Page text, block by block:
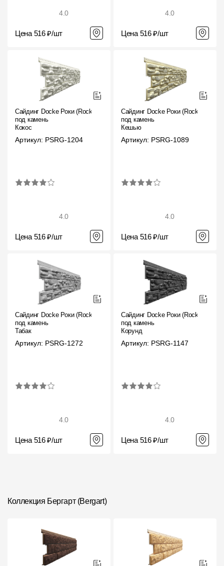
4.0
Цена 516 ₽/шт
4.0
Цена 516 ₽/шт
Сайдинг Docke Роки (Rocky)
под камень
Кокос
Артикул: PSRG-1204
4.0
Цена 516 ₽/шт
Сайдинг Docke Роки (Rocky)
под камень
Кешью
Артикул: PSRG-1089
4.0
Цена 516 ₽/шт
Сайдинг Docke Роки (Rocky)
под камень
Табак
Артикул: PSRG-1272
4.0
Цена 516 ₽/шт
Сайдинг Docke Роки (Rocky)
под камень
Корунд
Артикул: PSRG-1147
4.0
Цена 516 ₽/шт
Коллекция Бергарт (Bergart)